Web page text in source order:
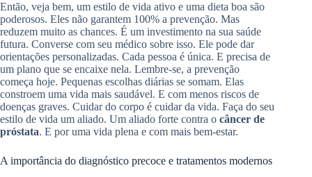
Então, veja bem, um estilo de vida ativo e uma dieta boa são
poderosos. Eles não garantem 100% a prevenção. Mas
reduzem muito as chances. É um investimento na sua saúde
futura. Converse com seu médico sobre isso. Ele pode dar
orientações personalizadas. Cada pessoa é única. E precisa de
um plano que se encaixe nela. Lembre-se, a prevenção
começa hoje. Pequenas escolhas diárias se somam. Elas
constroem uma vida mais saudável. E com menos riscos de
doenças graves. Cuidar do corpo é cuidar da vida. Faça do seu
estilo de vida um aliado. Um aliado forte contra o câncer de
próstata. E por uma vida plena e com mais bem-estar.
A importância do diagnóstico precoce e tratamentos modernos